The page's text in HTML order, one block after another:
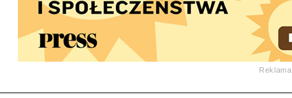
Reklama